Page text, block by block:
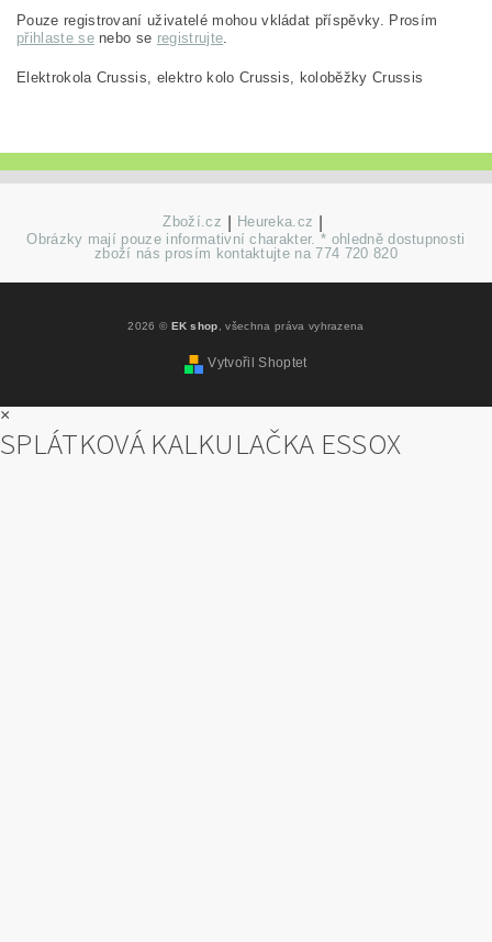
Pouze registrovaní uživatelé mohou vkládat příspěvky. Prosím
přihlaste senebo se registrujte.
Elektrokola Crussis, elektro kolo Crussis, koloběžky Crussis
Zboží.cz Heureka.cz
Obrázky mají pouze informativní charakter. * ohledně dostupnosti
zboží nás prosím kontaktujte na 774 720 820
2026 © EK shop, všechna práva vyhrazena
Vytvořil Shoptet
×
SPLÁTKOVÁ KALKULAČKA ESSOX